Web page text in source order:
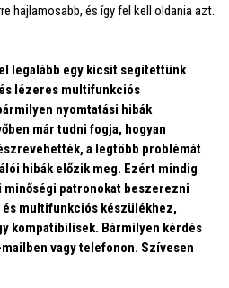
hajlamosabb, és így fel kell oldania azt.
legalább egy kicsit segítettünk
lézeres multifunkciós
nyomtatási hibák
már tudni fogja, hogyan
a legtöbb problémát
hibák előzik meg. Ezért mindig
patronokat beszerezni
multifunkciós készülékhez,
kompatibilisek. Bármilyen kérdés
vagy telefonon. Szívesen